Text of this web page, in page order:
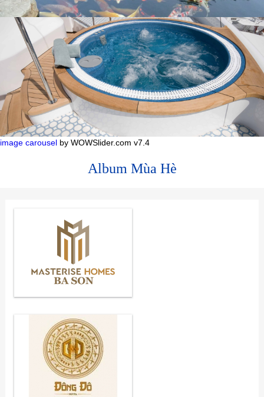
image carousel by WOWSlider.com v7.4
Album Mùa Hè